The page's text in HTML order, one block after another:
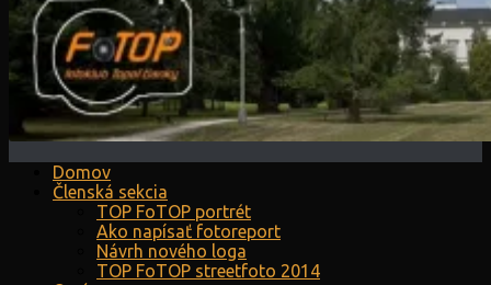
Domov
Členská sekcia
TOP FoTOP portrét
Ako napísať fotoreport
Návrh nového loga
TOP FoTOP streetfoto 2014